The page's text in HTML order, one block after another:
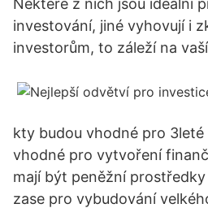
Některé z nich jsou ideální
investování, jiné vyhovují i
investorům, to záleží na
kty budou vhodné pro 3leté
vhodné pro vytvoření
mají být peněžní
zase pro vybudování